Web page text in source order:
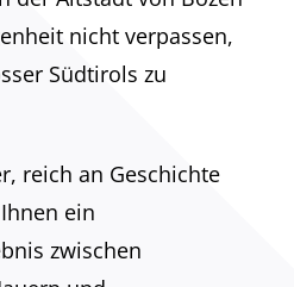
nicht verpassen,
Südtirols zu
reich an Geschichte
ein
zwischen